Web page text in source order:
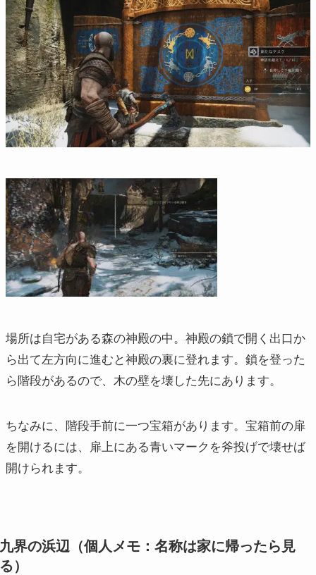
場所は自宅がある森の神殿の中。神殿の鎖で開く出口か
ら出て左方向に進むと神殿の裏に登れます。鎖を登った
ら階段があるので、木の壁を壊した先にあります。
ちなみに、階段手前に一つ宝箱があります。宝箱前の扉
を開けるには、扉上にある青いマークを斧投げで壊せば
開けられます。
九界の浜辺（個人メモ：名称は家に帰ったら見
る）